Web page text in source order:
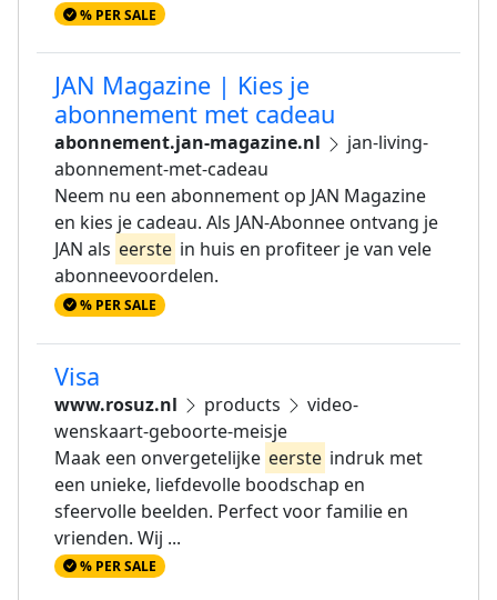
% PER SALE
JAN Magazine | Kies je
abonnement met cadeau
abonnement.jan-magazine.nl
jan-living-
abonnement-met-cadeau
Neem nu een abonnement op JAN Magazine
en kies je cadeau. Als JAN-Abonnee ontvang je
JAN als eerste in huis en profiteer je van vele
abonneevoordelen.
% PER SALE
Visa
www.rosuz.nl products
video-
wenskaart-geboorte-meisje
Maak een onvergetelijke eerste indruk met
een unieke, liefdevolle boodschap en
sfeervolle beelden. Perfect voor familie en
vrienden. Wij ...
% PER SALE